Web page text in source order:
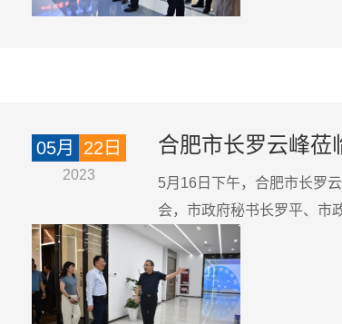
05月 22日
2023
合肥市长罗云峰莅
5月16日下午，合肥市长罗
会，市政府秘书长罗平、市